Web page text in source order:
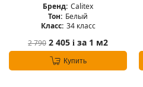
Бренд: Calitex
Тон: Белый
Класс: 34 класс
2 790 2 405 i за 1 м2
Купить